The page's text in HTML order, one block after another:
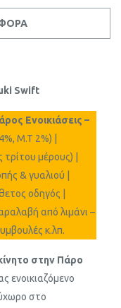
Swift
Ενοικιάσεις –
M.T 2%) |
μέρους) |
& γυαλιού |
οδηγός |
από λιμάνι –
κ.λπ.
στην Πάρο
ενοικιαζόμενο
στο